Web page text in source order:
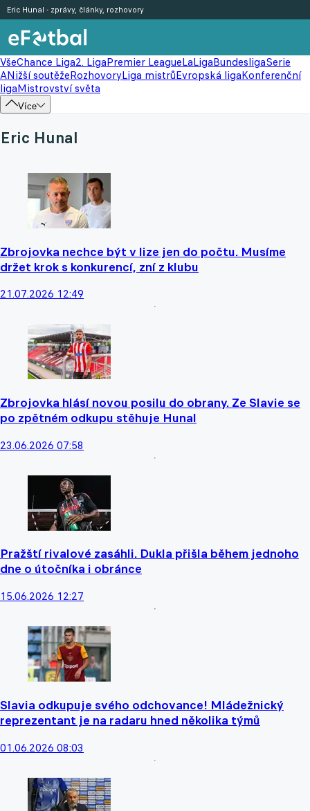
VšeChance Liga2. LigaPremier LeagueLaLigaBundesligaSerie
ANižší soutěžeRozhovoryLiga mistrůEvropská ligaKonferenční
ligaMistrovství světa
Více
Eric Hunal - zprávy, články, rozhovory
Eric Hunal
Zbrojovka nechce být v lize jen do počtu. Musíme
držet krok s konkurencí, zní z klubu
21.07.2026 12:49
Zbrojovka hlásí novou posilu do obrany. Ze Slavie se
po zpětném odkupu stěhuje Hunal
23.06.2026 07:58
Pražští rivalové zasáhli. Dukla přišla během jednoho
dne o útočníka i obránce
15.06.2026 12:27
Slavia odkupuje svého odchovance! Mládežnický
reprezentant je na radaru hned několika týmů
01.06.2026 08:03